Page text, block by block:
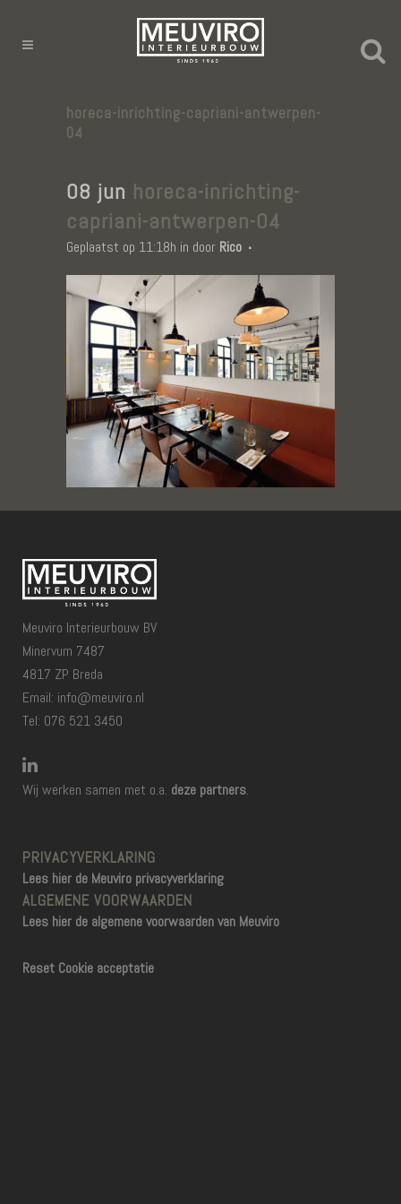
horeca-inrichting-capriani-antwerpen-
04
08 jun horeca-inrichting-
capriani-antwerpen-04
Geplaatst op 11:18h in door Rico
Meuviro Interieurbouw BV
Minervum 7487
4817 ZP Breda
Email: info@meuviro.nl
Tel: 076 521 3450
Wij werken samen met o.a. deze partners.
PRIVACYVERKLARING
Lees hier de Meuviro privacyverklaring
ALGEMENE VOORWAARDEN
Lees hier de algemene voorwaarden van Meuviro
Reset Cookie acceptatie